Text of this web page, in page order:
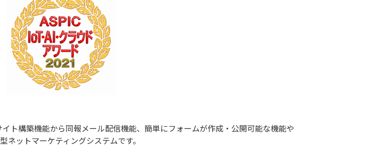
ト構築機能から同報メール配信機能、簡単にフォームが作成・公開可能な機能や
ットマーケティングシステムです。